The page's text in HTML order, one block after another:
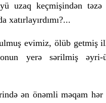
uzaq keçmişindən
xatırlayırdımı?...
evimiz, ölüb getmiş
yerə sərilmiş əyri-
ən önəmli məqam hər